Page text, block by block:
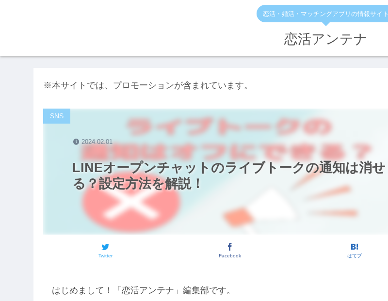
恋活・婚活・マッチングアプリの情報サイト
恋活アンテナ
※本サイトでは、プロモーションが含まれています。
LINEオープンチャットのライブトークの通知は消せ
る？設定方法を解説！
SNS
Twitter Facebook はてブ
2024.02.01
はじめまして！「恋活アンテナ」編集部です。